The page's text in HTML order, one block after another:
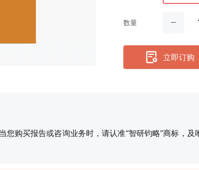
数量
立即订购
您购买报告或咨询业务时，请认准“智研钧略”商标，